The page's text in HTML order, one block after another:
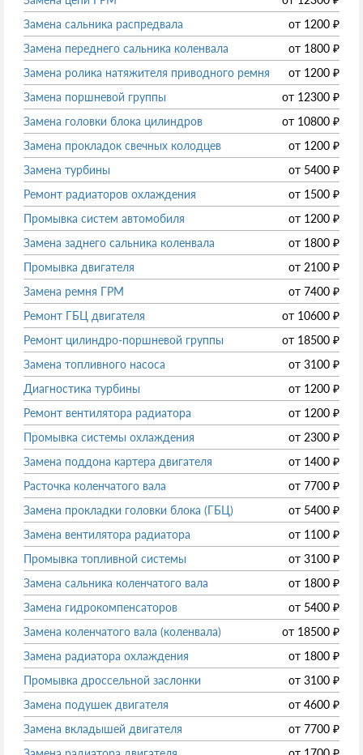
Замена сальника распредвала
от 1200 ₽
Замена переднего сальника коленвала
от 1800 ₽
Замена ролика натяжителя приводного ремня
от 1200 ₽
Замена поршневой группы
от 12300 ₽
Замена головки блока цилиндров
от 10800 ₽
Замена прокладок свечных колодцев
от 1200 ₽
Замена турбины
от 5400 ₽
Ремонт радиаторов охлаждения
от 1500 ₽
Промывка систем автомобиля
от 1200 ₽
Замена заднего сальника коленвала
от 1800 ₽
Промывка двигателя
от 2100 ₽
Замена ремня ГРМ
от 7400 ₽
Ремонт ГБЦ двигателя
от 10600 ₽
Ремонт цилиндро-поршневой группы
от 18500 ₽
Замена топливного насоса
от 3100 ₽
Диагностика турбины
от 1200 ₽
Ремонт вентилятора радиатора
от 1200 ₽
Промывка системы охлаждения
от 2300 ₽
Замена поддона картера двигателя
от 1400 ₽
Расточка коленчатого вала
от 7700 ₽
Замена прокладки головки блока (ГБЦ)
от 5400 ₽
Замена вентилятора радиатора
от 1100 ₽
Промывка топливной системы
от 3100 ₽
Замена сальника коленчатого вала
от 1800 ₽
Замена гидрокомпенсаторов
от 5400 ₽
Замена коленчатого вала (коленвала)
от 18500 ₽
Замена радиатора охлаждения
от 1800 ₽
Промывка дроссельной заслонки
от 3100 ₽
Замена подушек двигателя
от 4600 ₽
Замена вкладышей двигателя
от 7700 ₽